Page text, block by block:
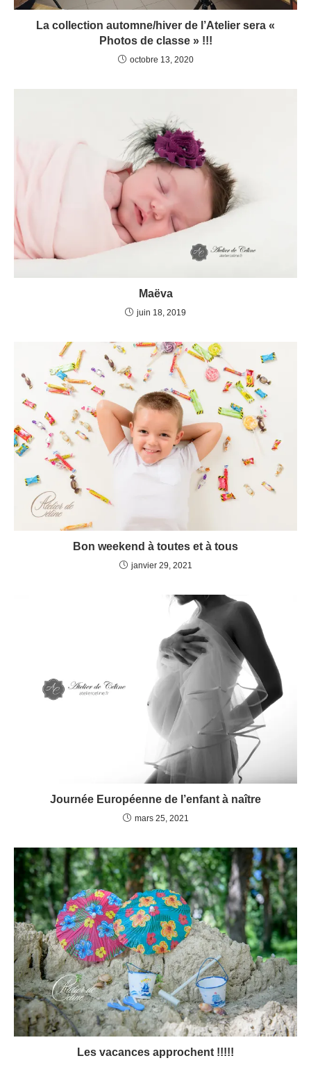
La collection automne/hiver de l’Atelier sera «
Photos de classe » !!!
octobre 13, 2020
Maëva
juin 18, 2019
Bon weekend à toutes et à tous
janvier 29, 2021
Journée Européenne de l’enfant à naître
mars 25, 2021
Les vacances approchent !!!!!